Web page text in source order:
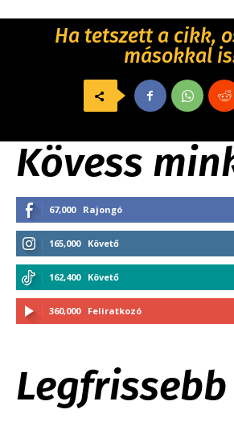
Ha tetszett a cikk,
másokkal
Kövess
67,000 Rajongó
165,000 Követő
162,400 Követő
360,000 Feliratkozó
Legfrissebb